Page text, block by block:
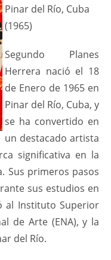
Pinar del Río, Cuba
(1965)
Segundo Planes
Herrera nació el 18
de Enero de 1965 en
Pinar del Río, Cuba, y
se ha convertido en
un destacado artista
significativa en la
Sus primeros pasos
sus estudios en
al Instituto Superior
de Arte (ENA), y la
del Río.